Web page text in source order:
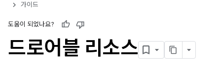
가이드
도움이 되었나요?
드로어블 리소스